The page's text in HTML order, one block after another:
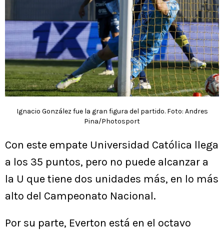
Ignacio González fue la gran figura del partido. Foto: Andres
Pina/Photosport
Con este empate Universidad Católica llega
a los 35 puntos, pero no puede alcanzar a
la U que tiene dos unidades más, en lo más
alto del Campeonato Nacional.
Por su parte, Everton está en el octavo